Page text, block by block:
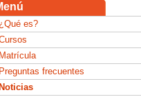
es?
Matrícula
Preguntas frecuentes
Noticias